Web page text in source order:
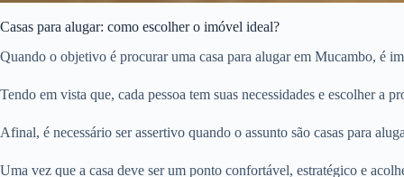
Casas para alugar: como escolher o imóvel ideal?
Quando o objetivo é procurar uma casa para alugar em Mucambo, é
Tendo em vista que, cada pessoa tem suas necessidades e escolher a
Afinal, é necessário ser assertivo quando o assunto são casas para
Uma vez que a casa deve ser um ponto confortável, estratégico e